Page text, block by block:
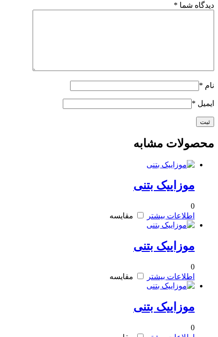
دیدگاه شما *
نام *
ایمیل *
محصولات مشابه
موزاییک بتنی
0
اطلاعات بیشتر
مقایسه
موزاییک بتنی
0
اطلاعات بیشتر
مقایسه
موزاییک بتنی
0